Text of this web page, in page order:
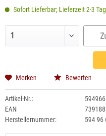
Sofort Lieferbar; Lieferzeit 2-3
Merken Bewerten
Artikel-Nr.:
EAN
Herstellernummer:
594 96